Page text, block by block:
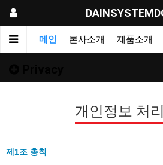
메인 본사소개 제품소개
개인정보 처
제1조 총칙